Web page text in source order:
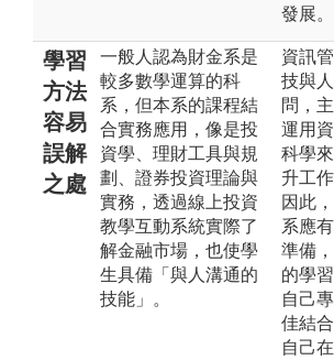
發展。
學習
方法
容易
誤解
之處
一般人認為財金系是
較多數學運算的科
系，但本系的課程結
合實務應用，像是投
資學、理財工具與規
劃、證券投資理論與
實務，透過線上投資
教學互動系統實際了
解金融市場，也使學
生具備「與人溝通的
技能」。
資訊
技與
問，
運用
科學
升工
因此
系應
準備
的學
自己
佳結
自己